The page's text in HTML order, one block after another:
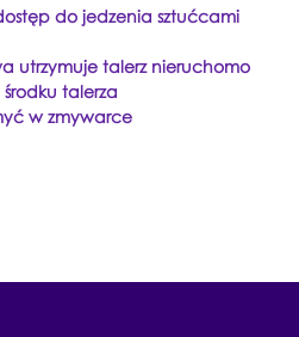
do jedzenia sztućcami
utrzymuje talerz nieruchomo
talerza
w zmywarce